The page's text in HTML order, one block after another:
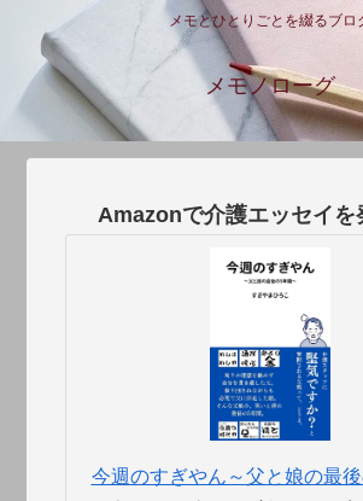
メモとひとりごとを綴るブロ
メモノローグ
Amazonで介護エッセイを
今週のすぎやん～父と娘の最